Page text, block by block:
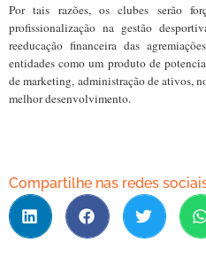
Por tais razões, os clubes serão
profissionalização na gestão
reeducação financeira das
entidades como um produto de
de marketing, administração de ativos,
melhor desenvolvimento.
Compartilhe nas redes